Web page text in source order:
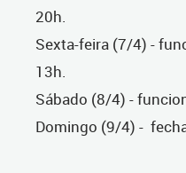
20h.
Sexta-feira (7/4) -
13h.
Sábado (8/4) -
Domingo (9/4) -